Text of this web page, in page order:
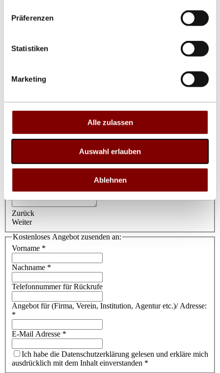
Präferenzen
Statistiken
Marketing
Alle zulassen
Auswahl erlauben
Ablehnen
Eigene Tastatur
Datenübertragung per
Richtfunk-WLAN (Reichweite bis 5 km)
USB-Stick
Mobilfunkmodem (eigene zusätzliche SIM-Karte
Potentialfreie Kontakte
Zurück
Weiter
Kostenloses Angebot zusenden an:
Vorname *
Nachname *
Telefonnummer für Rückrufe
Angebot für (Firma, Verein, Institution, Agentur etc.)/ Adresse:
*
E-Mail Adresse *
Ich habe die Datenschutzerklärung gelesen und erkläre mich
ausdrücklich mit dem Inhalt einverstanden *